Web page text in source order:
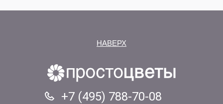
НАВЕРХ
+7 (495) 788-70-08